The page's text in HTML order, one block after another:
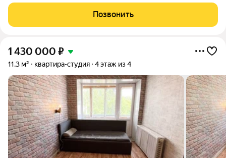
жить в ритме
Позвонить
1 430 000 ₽
11,3 м² квартира-студия 4 этаж из 4